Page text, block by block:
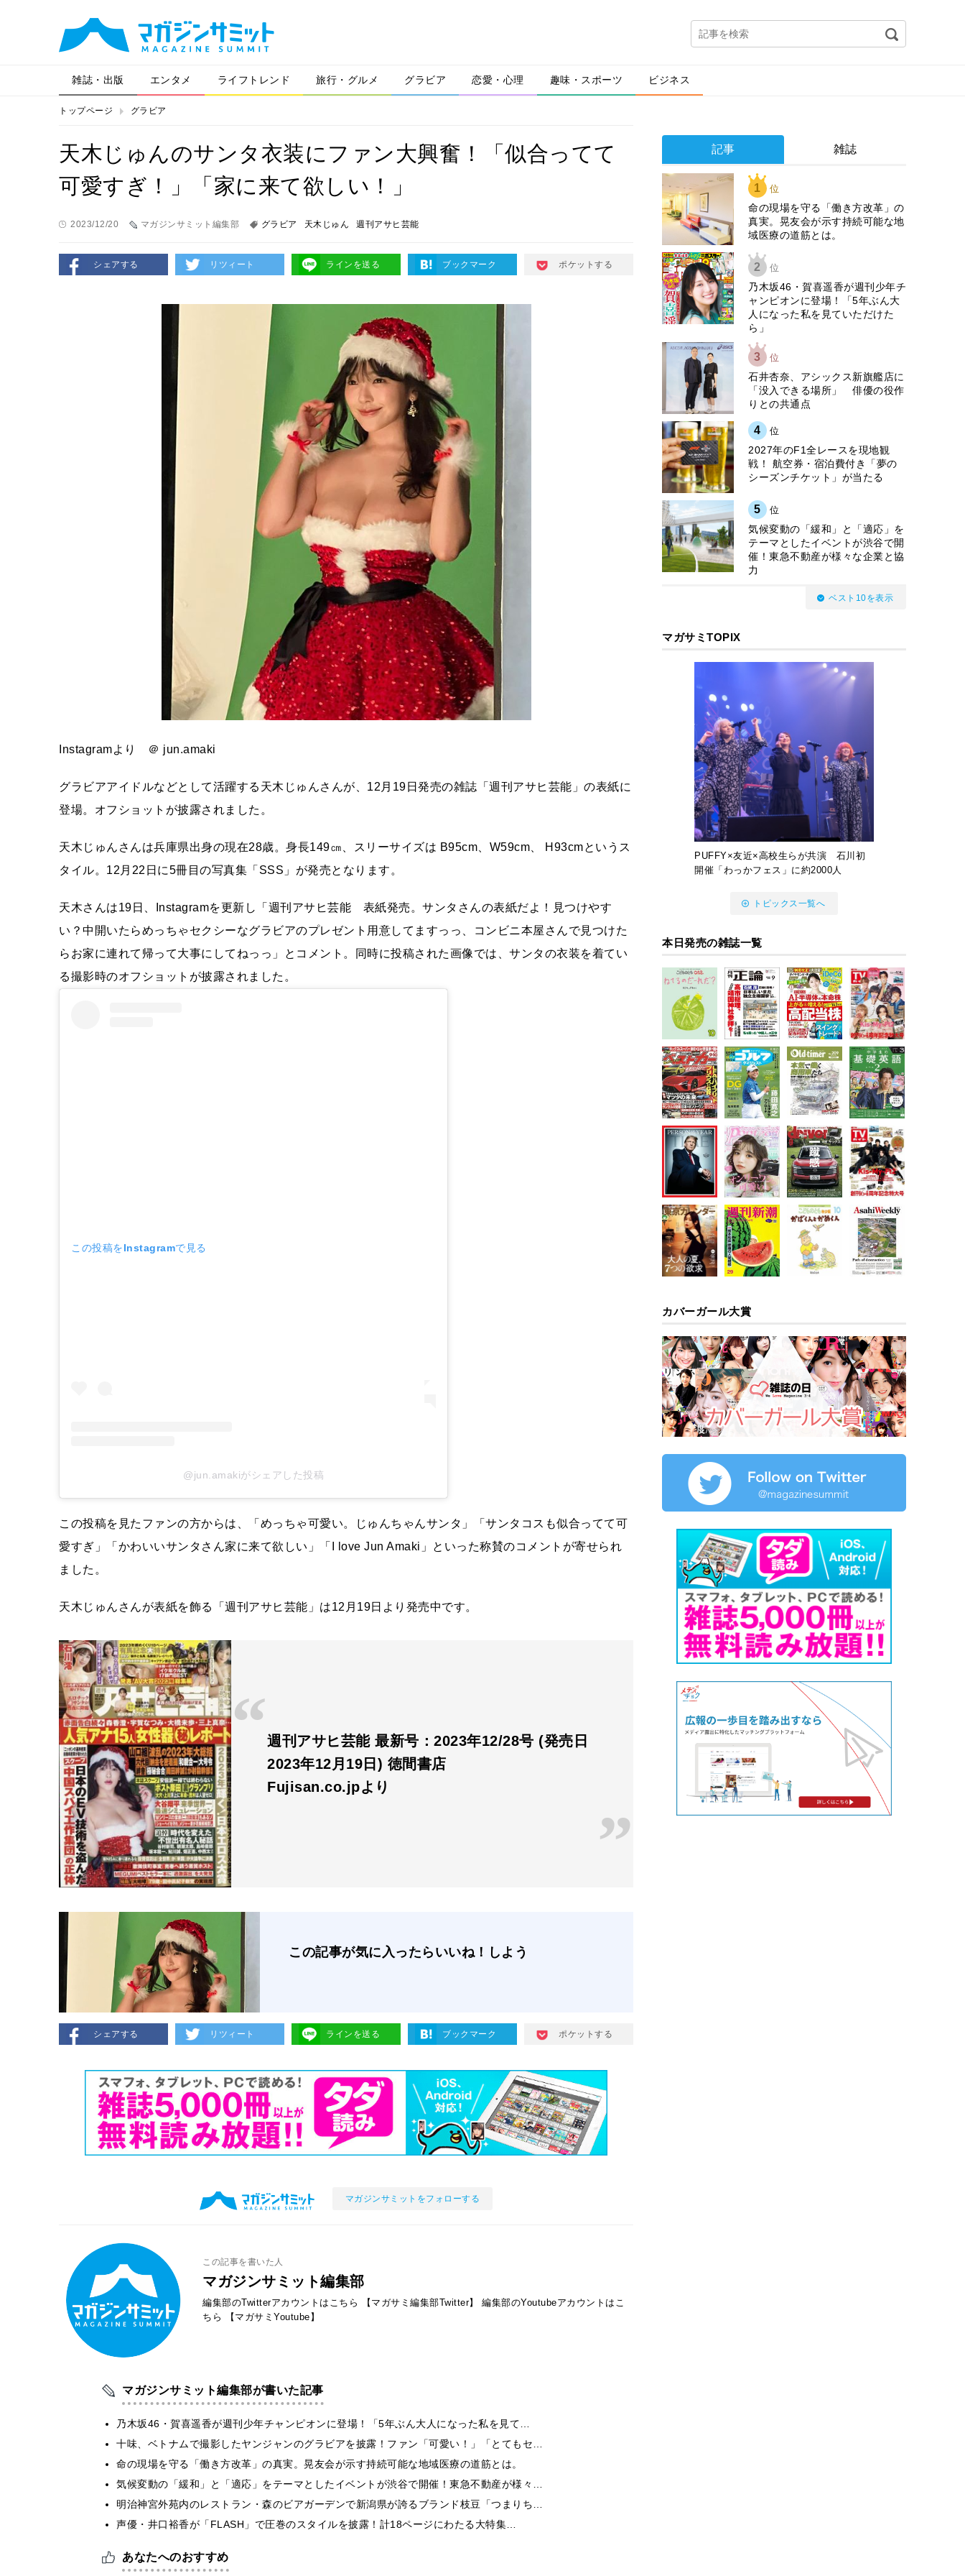
雑誌・出版 エンタメ ライフトレンド 旅行・グルメ グラビア 恋愛・心理 趣味・スポーツ ビジネス
トップページ グラビア
天木じゅんのサンタ衣装にファン大興奮！「似合ってて
可愛すぎ！」「家に来て欲しい！」
2023/12/20 マガジンサミット編集部 グラビア 天木じゅん 週刊アサヒ芸能
シェアする リツィート ラインを送る ブックマーク ポケットする
Instagramより ＠ jun.amaki
グラビアアイドルなどとして活躍する天木じゅんさんが、12月19日発売の雑誌「週刊アサヒ芸能」の表紙に
登場。オフショットが披露されました。
天木じゅんさんは兵庫県出身の現在28歳。身長149㎝、スリーサイズは B95cm、W59cm、 H93cmというス
タイル。12月22日に5冊目の写真集「SSS」が発売となります。
天木さんは19日、Instagramを更新し「週刊アサヒ芸能 表紙発売。サンタさんの表紙だよ！見つけやす
い？中開いたらめっちゃセクシーなグラビアのプレゼント用意してますっっ、コンビニ本屋さんで見つけた
らお家に連れて帰って大事にしてねっっ」とコメント。同時に投稿された画像では、サンタの衣装を着てい
る撮影時のオフショットが披露されました。
この投稿をInstagramで見る
@jun.amakiがシェアした投稿
この投稿を見たファンの方からは、「めっちゃ可愛い。じゅんちゃんサンタ」「サンタコスも似合ってて可
愛すぎ」「かわいいサンタさん家に来て欲しい」「I love Jun Amaki」といった称賛のコメントが寄せられ
ました。
天木じゅんさんが表紙を飾る「週刊アサヒ芸能」は12月19日より発売中です。
週刊アサヒ芸能 最新号：2023年12/28号 (発売日
2023年12月19日) 徳間書店
Fujisan.co.jpより
この記事が気に入ったらいいね！しよう
シェアする リツィート ラインを送る ブックマーク ポケットする
マガジンサミットをフォローする
この記事を書いた人
マガジンサミット編集部
編集部のTwitterアカウントはこちら 【マガサミ編集部Twitter】
編集部のYoutubeアカウントはこ
ちら
【マガサミYoutube】
マガジンサミット編集部が書いた記事
乃木坂46・賀喜遥香が週刊少年チャンピオンに登場！「5年ぶん大人になった私を見て…
十味、ベトナムで撮影したヤンジャンのグラビアを披露！ファン「可愛い！」「とてもセ…
​命の現場を守る「働き方改革」の真実。晃友会が示す持続可能な地域医療の道筋とは。
気候変動の「緩和」と「適応」をテーマとしたイベントが渋谷で開催！東急不動産が様々…
明治神宮外苑内のレストラン・森のビアガーデンで新潟県が誇るブランド枝豆「つまりち…
声優・井口裕香が「FLASH」で圧巻のスタイルを披露！計18ページにわたる大特集…
あなたへのおすすめ
記事 雑誌
1 位
​命の現場を守る「働き方改革」の
真実。晃友会が示す持続可能な地
域医療の道筋とは。
2 位
乃木坂46・賀喜遥香が週刊少年チ
ャンピオンに登場！「5年ぶん大
人になった私を見ていただけた
ら」
3 位
石井杏奈、アシックス新旗艦店に
「没入できる場所」 俳優の役作
りとの共通点
4 位
2027年のF1全レースを現地観
戦！ 航空券・宿泊費付き「夢の
シーズンチケット」が当たる
5 位
気候変動の「緩和」と「適応」を
テーマとしたイベントが渋谷で開
催！東急不動産が様々な企業と協
力
ベスト10を表示
マガサミTOPIX
PUFFY×友近×高校生らが共演 石川初
開催「わっかフェス」に約2000人
トピックス一覧へ
本日発売の雑誌一覧
カバーガール大賞